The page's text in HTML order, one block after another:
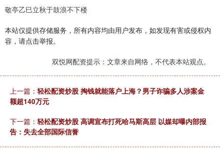
敬亭乙巳立秋于鼓浪不下楼
本站仅提供存储服务，所有内容均由用户发布，如发现有害或侵权内
容，请点击举报。
双悦网配资提示：文章来自网络，不代表本站观点。
上一篇： 轻松配资炒股 掏钱就能落户上海？男子诈骗多人涉案金
额超140万元
下一篇： 轻松配资炒股 高调宣布打死哈马斯高层 以媒却曝内部报
告：失去全部国际信誉